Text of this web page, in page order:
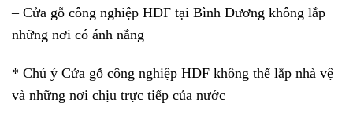
– Cửa gỗ công nghiệp HDF tại Bình Dương không lắp
những nơi có ánh nắng
* Chú ý Cửa gỗ công nghiệp HDF không thể lắp nhà vệ
và những nơi chịu trực tiếp của nước